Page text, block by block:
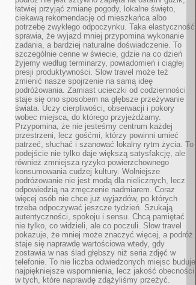
łatwiej przyjąć zmianę pogody, lokalne święto,
ciekawą rekomendację od mieszkańca albo
potrzebę zwykłego odpoczynku. Taka elastyczność
sprawia, że wyjazd mniej przypomina wykonanie
zadania, a bardziej naturalne doświadczenie. To
szczególnie cenne w świecie, gdzie na co dzień
żyjemy według terminarzy, powiadomień i ciągłej
presji produktywności. Slow travel może też
zmienić nasze spojrzenie na samą ideę
podróżowania. Zamiast ucieczki od codzienności
staje się ono sposobem na głębsze przeżywanie
świata. Uczy cierpliwości, obserwacji i pokory
wobec miejsca, do którego przyjeżdżamy.
Przypomina, że nie jesteśmy centrum każdej
przestrzeni, lecz gośćmi, którzy powinni umieć
patrzeć, słuchać i szanować lokalny rytm życia. To
podejście nie tylko daje większą satysfakcję, ale
również zmniejsza ryzyko powierzchownego
konsumowania cudzej kultury. Wolniejsze
podróżowanie nie jest modą dla nielicznych, lecz
odpowiedzią na zmęczenie nadmiarem. Coraz
więcej osób nie chce już wyjazdów, po których
trzeba odpoczywać jeszcze tydzień. Szukają
autentyczności, spokoju i sensu. Chcą pamiętać
nie tylko, co widzieli, ale co poczuli. Slow travel
pokazuje, że mniej może znaczyć więcej, a podróż
staje się naprawdę wartościowa wtedy, gdy
zostawia w nas ślad głębszy niż seria zdjęć w
telefonie. To nie liczba odwiedzonych miejsc buduje
najpiękniejsze wspomnienia, lecz jakość obecności
w tych, które naprawdę zdążyliśmy przeżyć.